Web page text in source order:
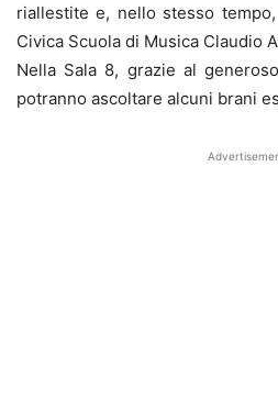
riallestite e, nello stesso
Civica Scuola di Musica Claudio
Nella Sala 8, grazie al
potranno ascoltare alcuni brani